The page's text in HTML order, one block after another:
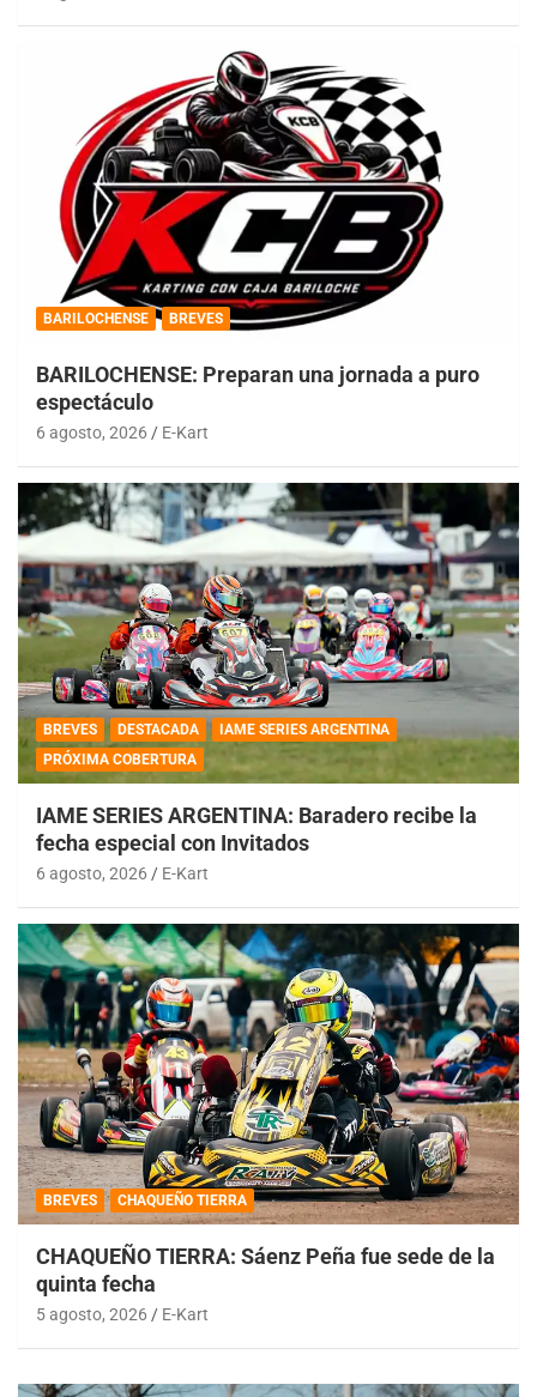
BARILOCHENSE BREVES
BARILOCHENSE: Preparan una jornada a puro
espectáculo
6 agosto, 2026 E-Kart
BREVES DESTACADA
IAME SERIES ARGENTINA
PRÓXIMA COBERTURA
IAME SERIES ARGENTINA: Baradero recibe la
fecha especial con Invitados
6 agosto, 2026 E-Kart
BREVES CHAQUEÑO TIERRA
CHAQUEÑO TIERRA: Sáenz Peña fue sede de la
quinta fecha
5 agosto, 2026 E-Kart